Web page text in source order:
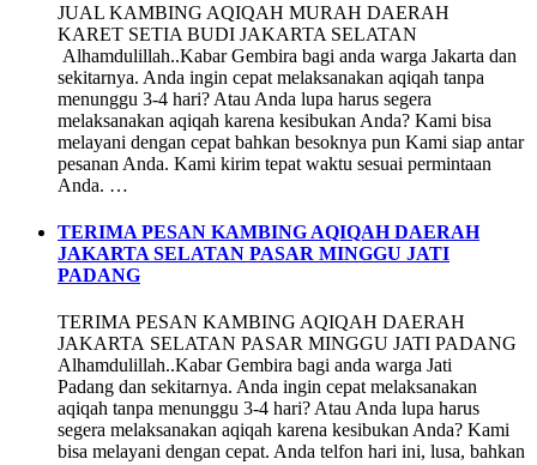
JUAL KAMBING AQIQAH MURAH DAERAH
KARET SETIA BUDI JAKARTA SELATAN
Alhamdulillah..Kabar Gembira bagi anda warga Jakarta dan
sekitarnya. Anda ingin cepat melaksanakan aqiqah tanpa
menunggu 3-4 hari? Atau Anda lupa harus segera
melaksanakan aqiqah karena kesibukan Anda? Kami bisa
melayani dengan cepat bahkan besoknya pun Kami siap antar
pesanan Anda. Kami kirim tepat waktu sesuai permintaan
Anda. …
TERIMA PESAN KAMBING AQIQAH DAERAH
JAKARTA SELATAN PASAR MINGGU JATI
PADANG
TERIMA PESAN KAMBING AQIQAH DAERAH
JAKARTA SELATAN PASAR MINGGU JATI PADANG
Alhamdulillah..Kabar Gembira bagi anda warga Jati
Padang dan sekitarnya. Anda ingin cepat melaksanakan
aqiqah tanpa menunggu 3-4 hari? Atau Anda lupa harus
segera melaksanakan aqiqah karena kesibukan Anda? Kami
bisa melayani dengan cepat. Anda telfon hari ini, lusa, bahkan